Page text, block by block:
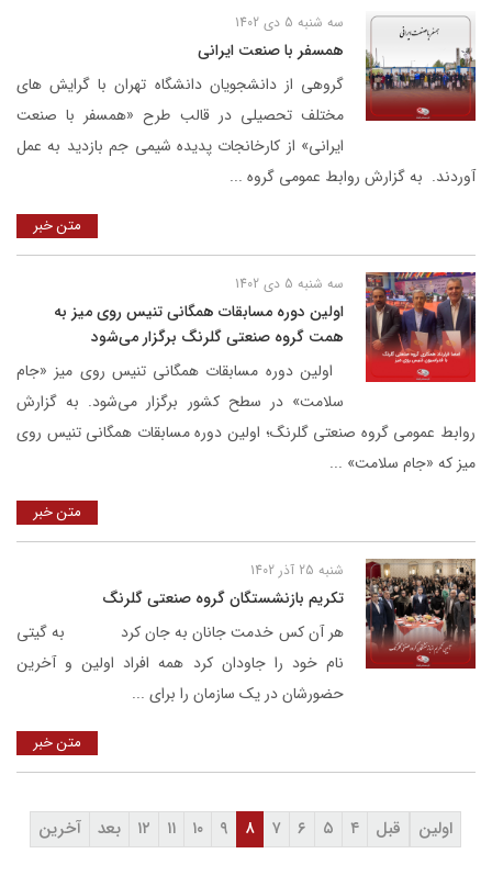
سه شنبه 5 دی 1402
همسفر با صنعت ایرانی
گروهی از دانشجویان دانشگاه تهران با گرایش های
مختلف تحصیلی در قالب طرح «همسفر با صنعت
ایرانی» از کارخانجات پدیده شیمی جم بازدید به عمل
آوردند. به گزارش روابط عمومی گروه ...
متن خبر
سه شنبه 5 دی 1402
اولین دوره مسابقات همگانی تنیس روی میز به
همت گروه صنعتی گلرنگ برگزار می‌شود
اولین دوره مسابقات همگانی تنیس روی میز «جام
سلامت» در سطح کشور برگزار می‌شود. به گزارش
روابط عمومی گروه صنعتی گلرنگ؛ اولین دوره مسابقات همگانی تنیس روی
میز که «جام سلامت» ...
متن خبر
شنبه 25 آذر 1402
تکریم بازنشستگان گروه صنعتی گلرنگ
هر آن کس خدمت جانان به جان کرد به گیتی
نام خود را جاودان کرد همه افراد اولین و آخرین
حضورشان در یک سازمان را برای ...
متن خبر
اولین قبل ۴ ۵ ۶ ۷ ۸ ۹ ۱۰ ۱۱ ۱۲ بعد آخرین